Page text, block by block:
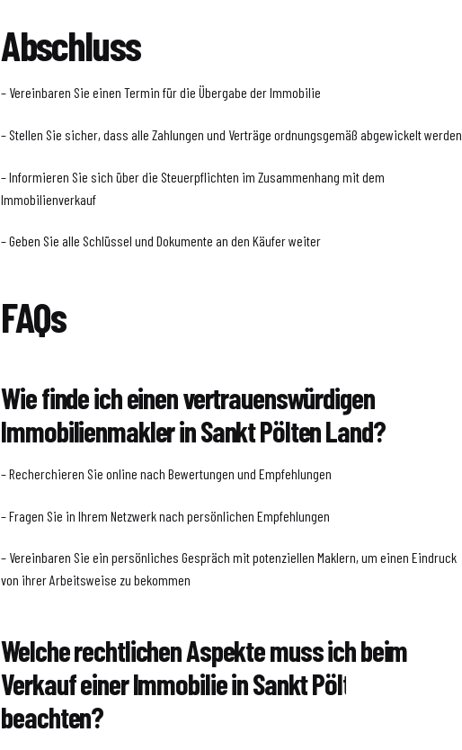
Abschluss
– Vereinbaren Sie einen Termin für die Übergabe der Immobilie
– Stellen Sie sicher, dass alle Zahlungen und Verträge ordnungsgemäß abgewickelt werden
– Informieren Sie sich über die Steuerpflichten im Zusammenhang mit dem
Immobilienverkauf
– Geben Sie alle Schlüssel und Dokumente an den Käufer weiter
FAQs
Wie finde ich einen vertrauenswürdigen
Immobilienmakler in Sankt Pölten Land?
– Recherchieren Sie online nach Bewertungen und Empfehlungen
– Fragen Sie in Ihrem Netzwerk nach persönlichen Empfehlungen
– Vereinbaren Sie ein persönliches Gespräch mit potenziellen Maklern, um einen Eindruck
von ihrer Arbeitsweise zu bekommen
Welche rechtlichen Aspekte muss ich beim
Verkauf einer Immobilie in Sankt Pölten Land
beachten?